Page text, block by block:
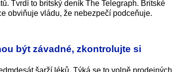
Tvrdí to britský deník The Telegraph. Britské
obviňuje vládu, že nebezpečí podceňuje.
být závadné, zkontrolujte si